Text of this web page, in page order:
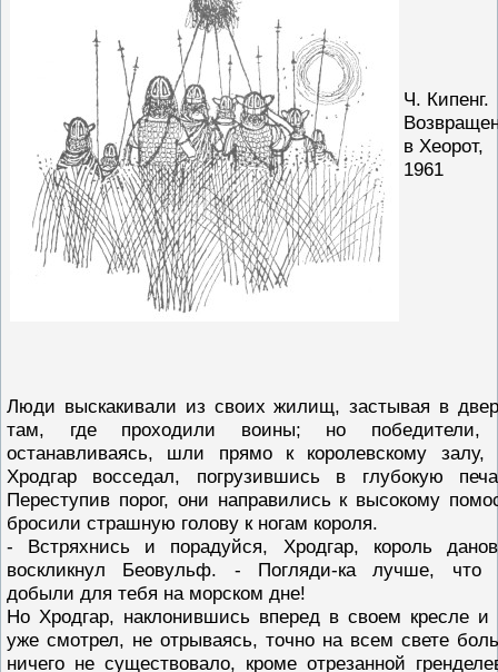
Ч. Кипенг.
в Хеорот,
1961
Люди выскакивали из своих жилищ, застывая в
там, где проходили воины; но победители,
останавливаясь, шли прямо к королевскому залу,
Хродгар восседал, погрузившись в глубокую
Переступив порог, они направились к высокому
бросили страшную голову к ногам короля.
- Встряхнись и порадуйся, Хродгар, король
воскликнул Беовульф. - Погляди-ка лучше,
добыли для тебя на морском дне!
Но Хродгар, наклонившись вперед в своем кресле и
уже смотрел, не отрываясь, точно на всем свете
ничего не существовало, кроме отрезанной